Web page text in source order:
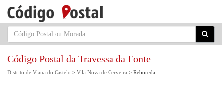
Código Postal da Travessa da Fonte
Distrito de Viana do Castelo > Vila Nova de Cerveira > Reboreda